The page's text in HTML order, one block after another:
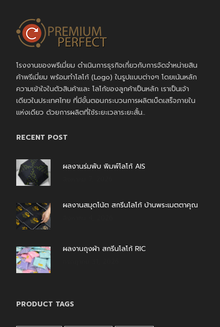
โรงงานของพรีเมี่ยม ดำเนินการธุรกิจเกี่ยวกับการจัดจำหน่ายสิน
ค้าพรีเมี่ยม พร้อมทำโลโก้ (Logo) ในรูปแบบต่างๆ โดยเน้นหลัก
ความเข้าใจในตัวสินค้าและ โลโก้ของลูกค้าเป็นหลัก เราเป็นเจ้า
เดียวในประเทศไทย ที่มีขั้นตอนกระบวนการผลิตเบ็ดเสร็จภายใน
แห่งเดียว ด้วยการผลิตที่ใช้ระยะเวลาระยะสั้น..
RECENT POST
ผลงานร่มพับ พิมพ์โลโก้ AIS
ผลงานสมุดโน้ต สกรีนโลโก้ บ้านพระเมตตาคุณ
ผลงานถุงผ้า สกรีนโลโก้ RIC
PRODUCT TAGS